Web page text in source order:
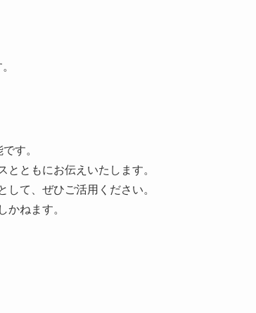
す。
とともにお伝えいたします。
して、ぜひご活用ください。
かねます。